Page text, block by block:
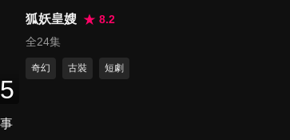
分鐘
5
狐妖皇嫂
8.2
全24集
奇幻 古裝 短劇